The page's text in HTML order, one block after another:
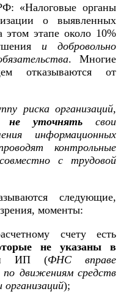
«Налоговые органы
о выявленных
этапе около 10%
и добровольно
. Многие
отказываются от
риска организаций,
не уточнятьсвои
информационных
контрольные
с трудовой
следующие,
моменты:
счету есть
не указаны в
ИП (ФНС вправе
по движениям средств
);